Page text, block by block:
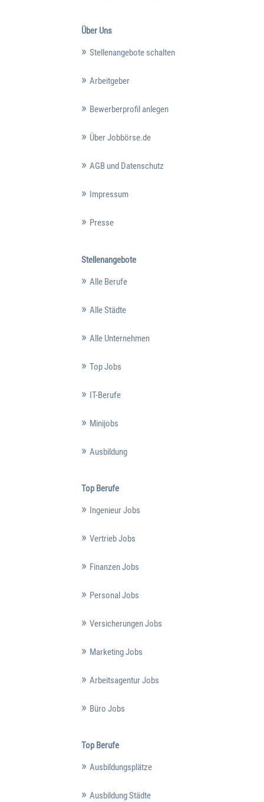
Über Uns
Stellenangebote schalten
Arbeitgeber
Bewerberprofil anlegen
Über Jobbörse.de
AGB und Datenschutz
Impressum
Presse
Stellenangebote
Alle Berufe
Alle Städte
Alle Unternehmen
Top Jobs
IT-Berufe
Minijobs
Ausbildung
Top Berufe
Ingenieur Jobs
Vertrieb Jobs
Finanzen Jobs
Personal Jobs
Versicherungen Jobs
Marketing Jobs
Arbeitsagentur Jobs
Büro Jobs
Top Berufe
Ausbildungsplätze
Ausbildung Städte